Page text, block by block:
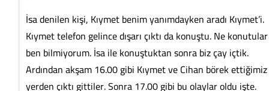
İsa denilen kişi, Kıymet benim yanımdayken aradı Kıymet’i.
Kıymet telefon gelince dışarı çıktı da konuştu. Ne konutular
ben bilmiyorum. İsa ile konuştuktan sonra biz çay içtik.
Ardından akşam 16.00 gibi Kıymet ve Cihan börek ettiğimiz
yerden çıktı gittiler. Sonra 17.00 gibi bu olaylar oldu işte.